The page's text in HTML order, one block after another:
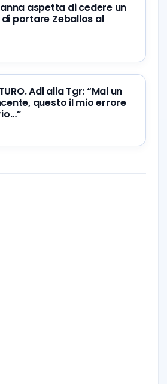
aspetta di cedere un
portare Zeballos al
Adl alla Tgr: “Mai un
questo il mio errore